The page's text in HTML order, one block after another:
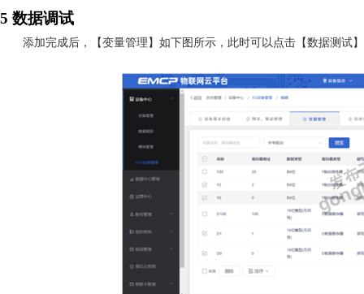
5 数据调试
添加完成后，【变量管理】如下图所示，此时可以点击【数据测试